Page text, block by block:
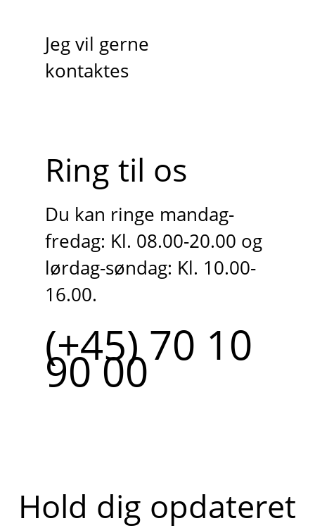
Jeg vil gerne
kontaktes
Ring til os
Du kan ringe mandag-
fredag: Kl. 08.00-20.00 og
lørdag-søndag: Kl. 10.00-
16.00.
(+45) 70 10
90 00
Hold dig opdateret